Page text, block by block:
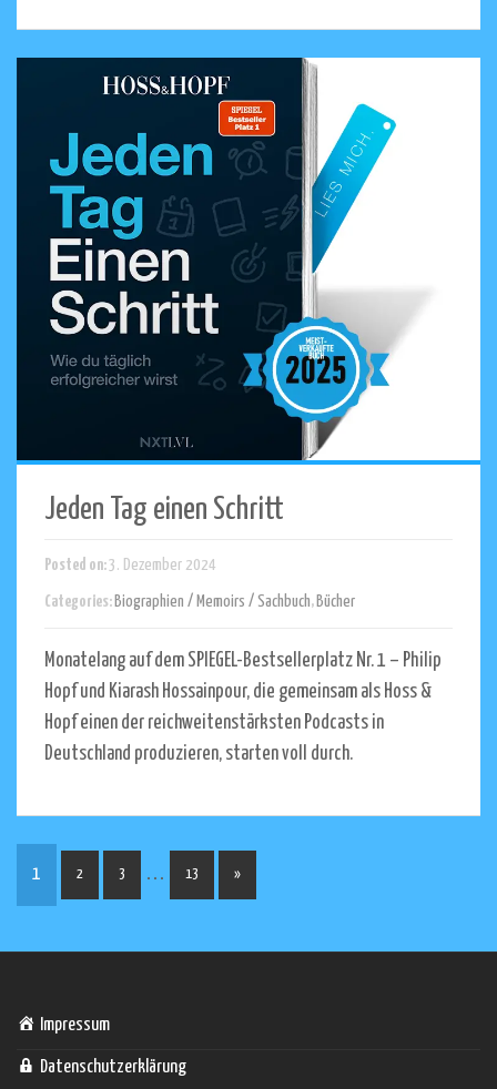
Jeden Tag einen Schritt
Posted on: 3. Dezember 2024
Categories: Biographien / Memoirs / Sachbuch, Bücher
Monatelang auf dem SPIEGEL-Bestsellerplatz Nr. 1 – Philip
Hopf und Kiarash Hossainpour, die gemeinsam als Hoss &
Hopf einen der reichweitenstärksten Podcasts in
Deutschland produzieren, starten voll durch.
1 2 3 13 »
Impressum
Datenschutzerklärung